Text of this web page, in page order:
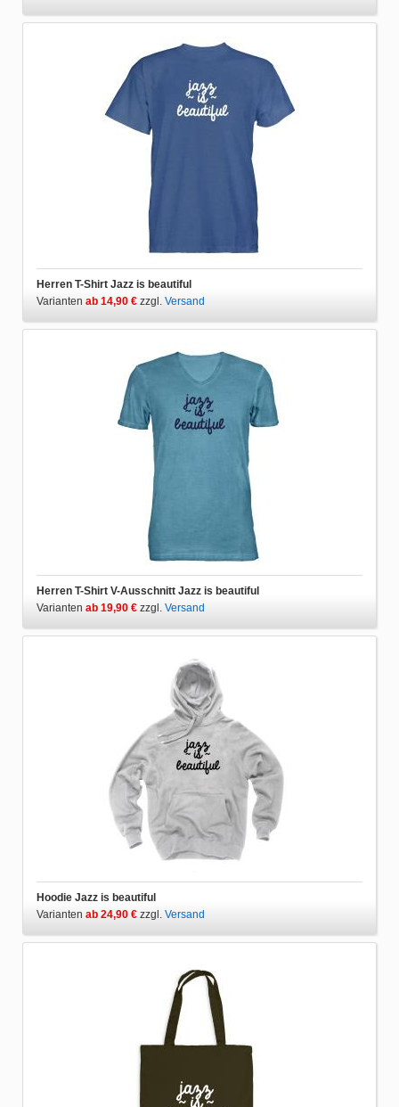
Herren T-Shirt Jazz is beautiful
Varianten ab 14,90 € zzgl. Versand
Herren T-Shirt V-Ausschnitt Jazz is beautiful
Varianten ab 19,90 € zzgl. Versand
Hoodie Jazz is beautiful
Varianten ab 24,90 € zzgl. Versand